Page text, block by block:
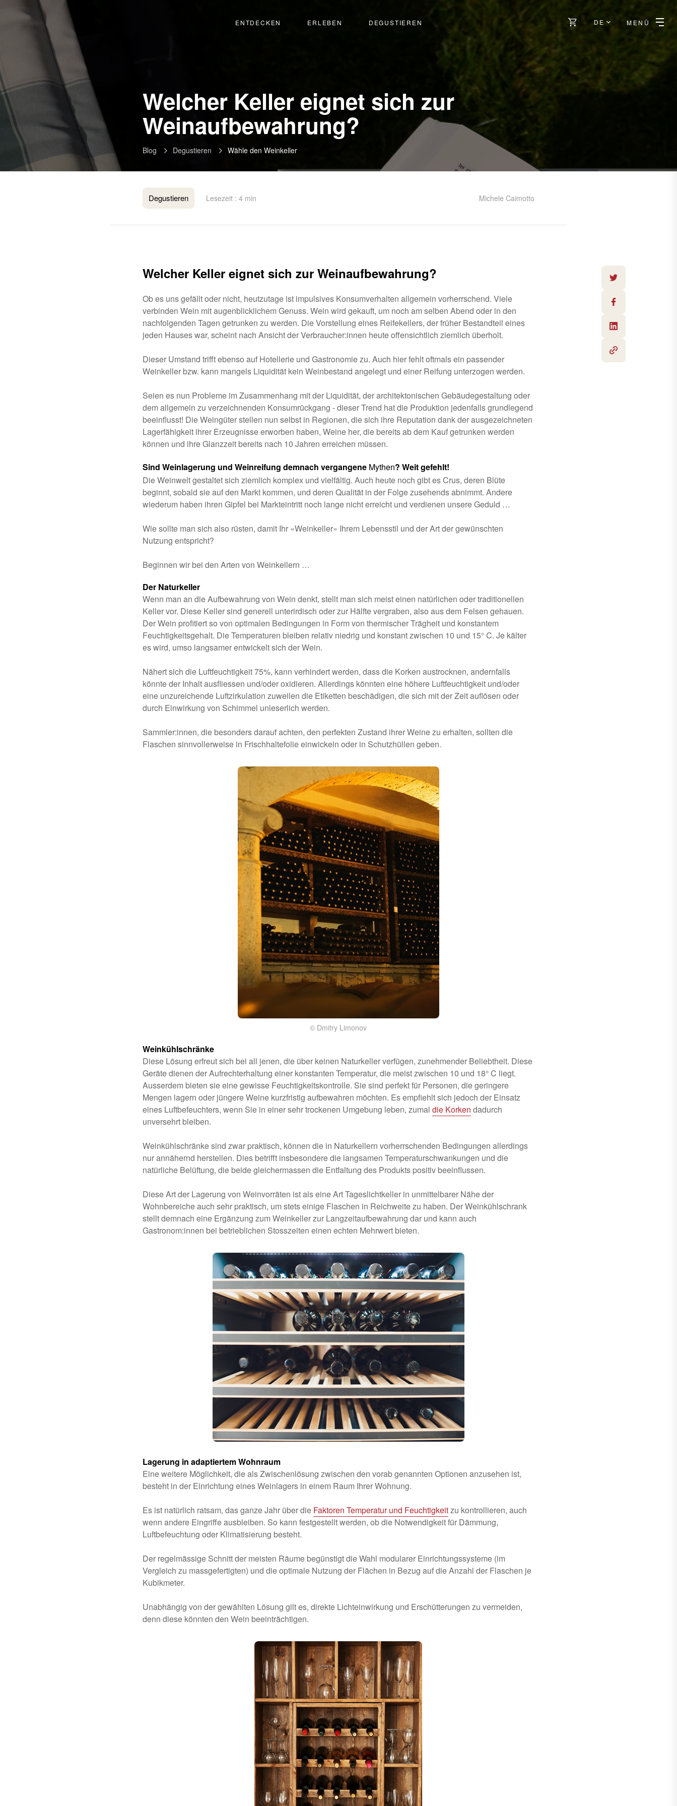
ENTDECKEN ERLEBEN DEGUSTIEREN DE MENÜ
Welcher Keller eignet sich zur
Weinaufbewahrung?
Blog Degustieren Wähle den Weinkeller
Degustieren Lesezeit : 4 min Michele Caimotto
Welcher Keller eignet sich zur Weinaufbewahrung?
Ob es uns gefällt oder nicht, heutzutage ist impulsives Konsumverhalten allgemein vorherrschend. Viele
verbinden Wein mit augenblicklichem Genuss. Wein wird gekauft, um noch am selben Abend oder in den
nachfolgenden Tagen getrunken zu werden. Die Vorstellung eines Reifekellers, der früher Bestandteil eines
jeden Hauses war, scheint nach Ansicht der Verbraucher:innen heute offensichtlich ziemlich überholt.
Dieser Umstand trifft ebenso auf Hotellerie und Gastronomie zu. Auch hier fehlt oftmals ein passender
Weinkeller bzw. kann mangels Liquidität kein Weinbestand angelegt und einer Reifung unterzogen werden.
Seien es nun Probleme im Zusammenhang mit der Liquidität, der architektonischen Gebäudegestaltung oder
dem allgemein zu verzeichnenden Konsumrückgang - dieser Trend hat die Produktion jedenfalls grundlegend
beeinflusst! Die Weingüter stellen nun selbst in Regionen, die sich ihre Reputation dank der ausgezeichneten
Lagerfähigkeit ihrer Erzeugnisse erworben haben, Weine her, die bereits ab dem Kauf getrunken werden
können und ihre Glanzzeit bereits nach 10 Jahren erreichen müssen.
Sind Weinlagerung und Weinreifung demnach vergangene Mythen? Weit gefehlt!
Die Weinwelt gestaltet sich ziemlich komplex und vielfältig. Auch heute noch gibt es Crus, deren Blüte
beginnt, sobald sie auf den Markt kommen, und deren Qualität in der Folge zusehends abnimmt. Andere
wiederum haben ihren Gipfel bei Markteintritt noch lange nicht erreicht und verdienen unsere Geduld …
Wie sollte man sich also rüsten, damit Ihr «Weinkeller» Ihrem Lebensstil und der Art der gewünschten
Nutzung entspricht?
Beginnen wir bei den Arten von Weinkellern …
Der Naturkeller
Wenn man an die Aufbewahrung von Wein denkt, stellt man sich meist einen natürlichen oder traditionellen
Keller vor. Diese Keller sind generell unterirdisch oder zur Hälfte vergraben, also aus dem Felsen gehauen.
Der Wein profitiert so von optimalen Bedingungen in Form von thermischer Trägheit und konstantem
Feuchtigkeitsgehalt. Die Temperaturen bleiben relativ niedrig und konstant zwischen 10 und 15° C. Je kälter
es wird, umso langsamer entwickelt sich der Wein.
Nähert sich die Luftfeuchtigkeit 75%, kann verhindert werden, dass die Korken austrocknen, andernfalls
könnte der Inhalt ausfliessen und/oder oxidieren. Allerdings könnten eine höhere Luftfeuchtigkeit und/oder
eine unzureichende Luftzirkulation zuweilen die Etiketten beschädigen, die sich mit der Zeit auflösen oder
durch Einwirkung von Schimmel unleserlich werden.
Sammler:innen, die besonders darauf achten, den perfekten Zustand ihrer Weine zu erhalten, sollten die
Flaschen sinnvollerweise in Frischhaltefolie einwickeln oder in Schutzhüllen geben.
© Dmitry Limonov
Weinkühlschränke
Diese Lösung erfreut sich bei all jenen, die über keinen Naturkeller verfügen, zunehmender Beliebtheit. Diese
Geräte dienen der Aufrechterhaltung einer konstanten Temperatur, die meist zwischen 10 und 18° C liegt.
Ausserdem bieten sie eine gewisse Feuchtigkeitskontrolle. Sie sind perfekt für Personen, die geringere
Mengen lagern oder jüngere Weine kurzfristig aufbewahren möchten. Es empfiehlt sich jedoch der Einsatz
eines Luftbefeuchters, wenn Sie in einer sehr trockenen Umgebung leben, zumal die Korken dadurch
unversehrt bleiben.
Weinkühlschränke sind zwar praktisch, können die in Naturkellern vorherrschenden Bedingungen allerdings
nur annähernd herstellen. Dies betrifft insbesondere die langsamen Temperaturschwankungen und die
natürliche Belüftung, die beide gleichermassen die Entfaltung des Produkts positiv beeinflussen.
Diese Art der Lagerung von Weinvorräten ist als eine Art Tageslichtkeller in unmittelbarer Nähe der
Wohnbereiche auch sehr praktisch, um stets einige Flaschen in Reichweite zu haben. Der Weinkühlschrank
stellt demnach eine Ergänzung zum Weinkeller zur Langzeitaufbewahrung dar und kann auch
Gastronom:innen bei betrieblichen Stosszeiten einen echten Mehrwert bieten.
Lagerung in adaptiertem Wohnraum
Eine weitere Möglichkeit, die als Zwischenlösung zwischen den vorab genannten Optionen anzusehen ist,
besteht in der Einrichtung eines Weinlagers in einem Raum Ihrer Wohnung.
Es ist natürlich ratsam, das ganze Jahr über die Faktoren Temperatur und Feuchtigkeitzu kontrollieren, auch
wenn andere Eingriffe ausbleiben. So kann festgestellt werden, ob die Notwendigkeit für Dämmung,
Luftbefeuchtung oder Klimatisierung besteht.
Der regelmässige Schnitt der meisten Räume begünstigt die Wahl modularer Einrichtungssysteme (im
Vergleich zu massgefertigten) und die optimale Nutzung der Flächen in Bezug auf die Anzahl der Flaschen je
Kubikmeter.
Unabhängig von der gewählten Lösung gilt es, direkte Lichteinwirkung und Erschütterungen zu vermeiden,
denn diese könnten den Wein beeinträchtigen.